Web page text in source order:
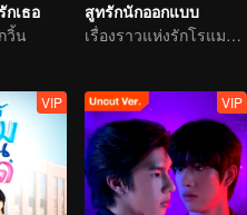
กเธอ
วิ้น
สูทรักนักออกแบบ
เรื่องราวแห่งรักโรแมนติก
VIP VIP